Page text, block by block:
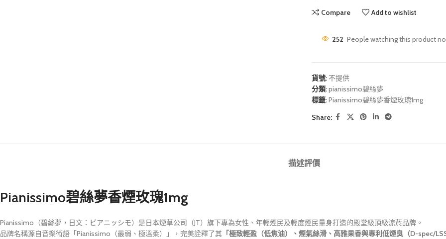
Compare Add to wishlist
252 People watching this product
貨號: 不提供
分類:pianissimo碧絲夢
標籤:Pianissimo碧絲夢香煙玫瑰1mg
Share:
描述評價
Pianissimo碧絲夢香煙玫瑰1mg
Pianissimo（碧絲夢，日文：ピアニッシモ）是日本煙草公司（JT）旗下專為女性、年輕煙民及輕度煙民量身打造的殿堂級頂級涼菸品牌。
品牌名稱源自音樂術語「Pianissimo（最弱、極溫柔）」，完美詮釋了其 「極致輕盈（低焦油）、煙氣絲滑、高雅果香與專利低煙臭（D-spec/